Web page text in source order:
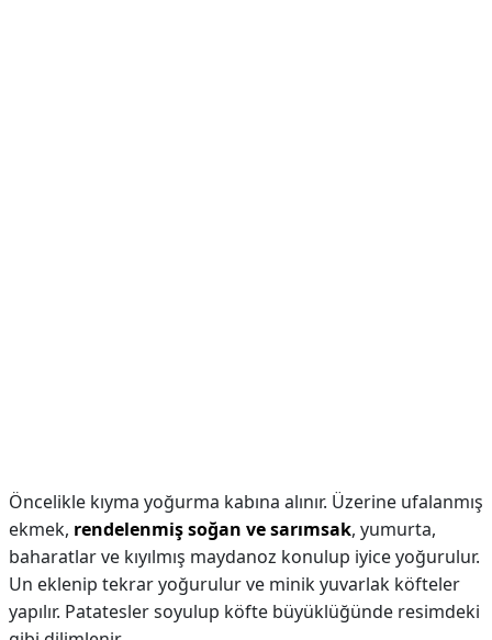
Öncelikle kıyma yoğurma kabına alınır. Üzerine ufalanmış
ekmek, rendelenmiş soğan ve sarımsak, yumurta,
baharatlar ve kıyılmış maydanoz konulup iyice yoğurulur.
Un eklenip tekrar yoğurulur ve minik yuvarlak köfteler
yapılır. Patatesler soyulup köfte büyüklüğünde resimdeki